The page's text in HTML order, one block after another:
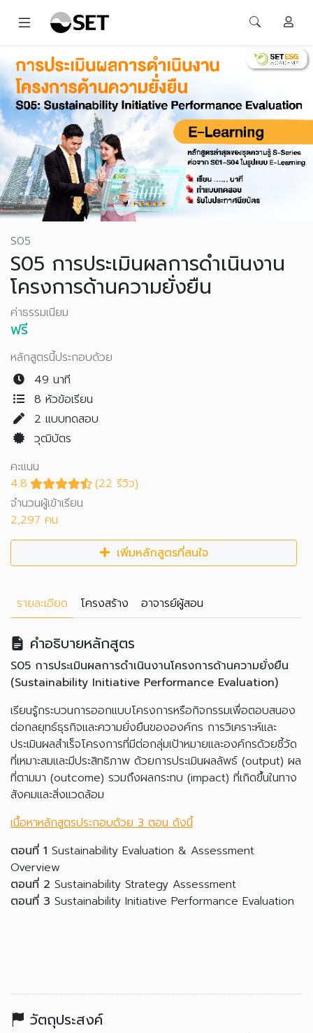
S05
S05 การประเมินผลการดำเนินงาน
โครงการด้านความยั่งยืน
ค่าธรรมเนียม
ฟรี
หลักสูตรนี้ประกอบด้วย
49 นาที
8 หัวข้อเรียน
2 แบบทดสอบ
วุฒิบัตร
คะแนน
4.8
(22 รีวิว)
จำนวนผู้เข้าเรียน
2,297 คน
เพิ่มหลักสูตรที่สนใจ
รายละเอียด โครงสร้าง อาจารย์ผู้สอน
คำอธิบายหลักสูตร
S05 การประเมินผลการดำเนินงานโครงการด้านความยั่งยืน
(Sustainability Initiative Performance Evaluation)
เรียนรู้กระบวนการออกแบบโครงการหรือกิจกรรมเพื่อตอบสนอง
ต่อกลยุทธ์ธุรกิจและความยั่งยืนขององค์กร การวิเคราะห์และ
ประเมินผลสำเร็จโครงการที่มีต่อกลุ่มเป้าหมายและองค์กรด้วยชี้วัด
ที่เหมาะสมและมีประสิทธิภาพ ด้วยการประเมินผลลัพธ์ (output) ผล
ที่ตามมา (outcome) รวมถึงผลกระทบ (impact) ที่เกิดขึ้นในทาง
สังคมและสิ่งแวดล้อม
เนื้อหาหลักสูตรประกอบด้วย3 ตอน ดังนี้
ตอนที่ 1 Sustainability Evaluation & Assessment
Overview
ตอนที่ 2 Sustainability Strategy Assessment
ตอนที่ 3 Sustainability Initiative Performance Evaluation
วัตถุประสงค์